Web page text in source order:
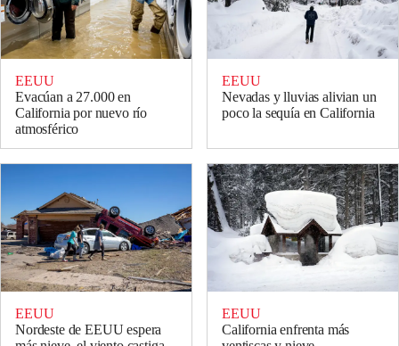
EEUU
Evacúan a 27.000 en
California por nuevo río
atmosférico
EEUU
Nevadas y lluvias alivian un
poco la sequía en California
EEUU
Nordeste de EEUU espera
EEUU
California enfrenta más